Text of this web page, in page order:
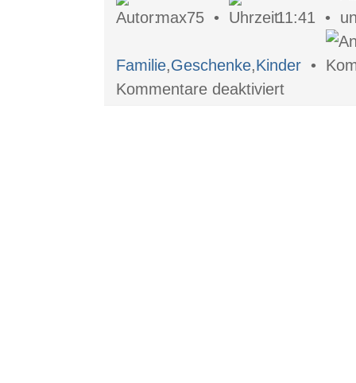
max75 • 11:41 •
Familie,Geschenke,Kinder•
Kommentare deaktiviertPersonen-